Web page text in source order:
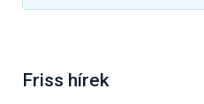
Friss hírek